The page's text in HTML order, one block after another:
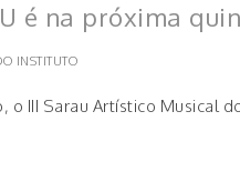
é na próxima
INSTITUTO
III Sarau Artístico Musical